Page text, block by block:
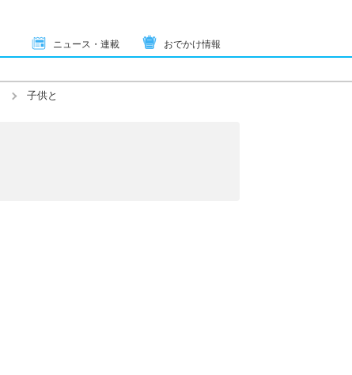
ニュース・連載 おでかけ情報
子供と